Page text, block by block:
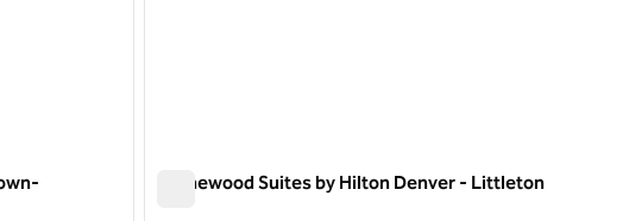
Homewood Suites by Hilton Denver - Littleton